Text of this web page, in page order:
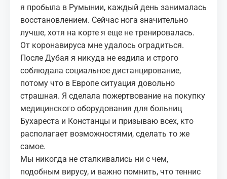
я пробыла в Румынии, каждый день занималась
восстановлением. Сейчас нога значительно
лучше, хотя на корте я еще не тренировалась.
От коронавируса мне удалось оградиться.
После Дубая я никуда не ездила и строго
соблюдала социальное дистанцирование,
потому что в Европе ситуация довольно
страшная. Я сделала пожертвование на покупку
медицинского оборудования для больниц
Бухареста и Констанцы и призываю всех, кто
располагает возможностями, сделать то же
самое.
Мы никогда не сталкивались ни с чем,
подобным вирусу, и важно помнить, что теннис